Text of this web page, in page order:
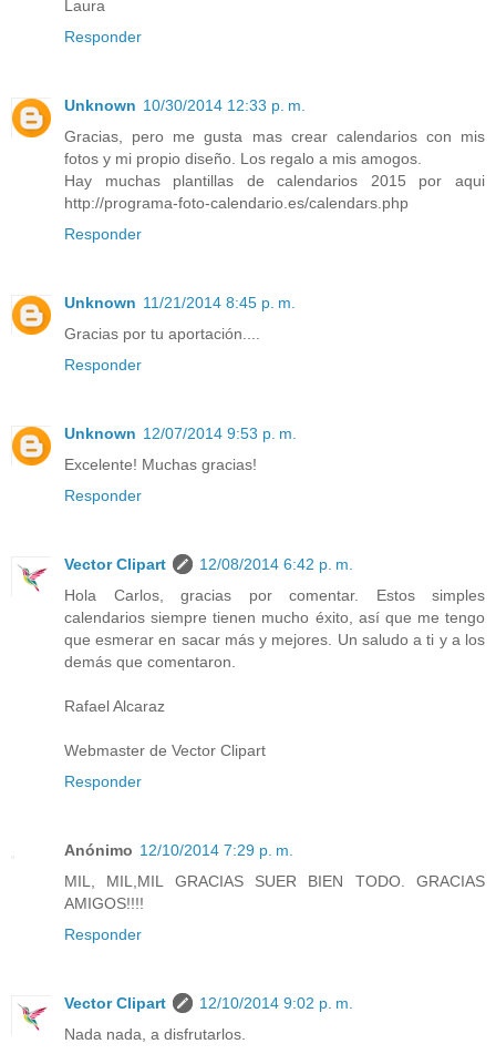
Laura
Responder
Unknown 10/30/2014 12:33 p. m.
Gracias, pero me gusta mas crear calendarios con mis
fotos y mi propio diseño. Los regalo a mis amogos.
Hay muchas plantillas de calendarios 2015 por aqui
http://programa-foto-calendario.es/calendars.php
Responder
Unknown 11/21/2014 8:45 p. m.
Gracias por tu aportación....
Responder
Unknown 12/07/2014 9:53 p. m.
Excelente! Muchas gracias!
Responder
Vector Clipart
12/08/2014 6:42 p. m.
Hola Carlos, gracias por comentar. Estos simples
calendarios siempre tienen mucho éxito, así que me tengo
que esmerar en sacar más y mejores. Un saludo a ti y a los
demás que comentaron.
Rafael Alcaraz
Webmaster de Vector Clipart
Responder
Anónimo 12/10/2014 7:29 p. m.
MIL, MIL,MIL GRACIAS SUER BIEN TODO. GRACIAS
AMIGOS!!!!
Responder
Vector Clipart
12/10/2014 9:02 p. m.
Nada nada, a disfrutarlos.